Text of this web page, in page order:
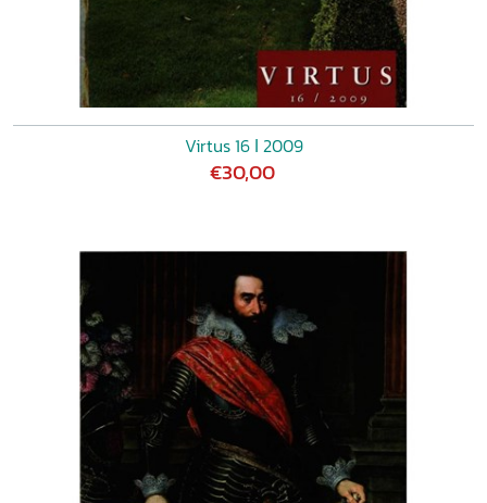
Virtus 16 ǀ 2009
€30,00